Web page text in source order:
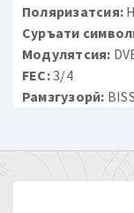
Поляризатсия: H
Суръати
Модулятсия:
FEC:3/4
Рамзгузорӣ: BISS